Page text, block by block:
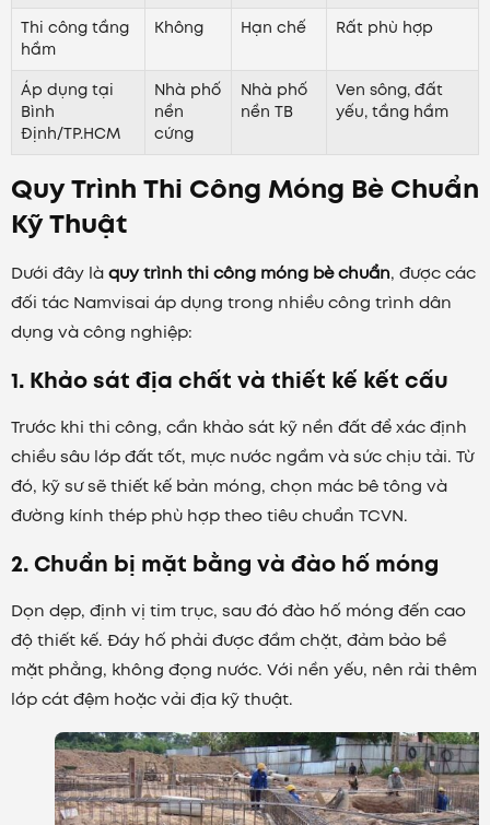
Thi công tầng
hầm
Không Hạn chế Rất phù hợp
Áp dụng tại
Bình
Định/TP.HCM
Nhà phố
nền
cứng
Nhà phố
nền TB
Ven sông, đất
yếu, tầng hầm
Quy Trình Thi Công Móng Bè Chuẩn
Kỹ Thuật
Dưới đây làquy trình thi công móng bè chuẩn, được các
đối tác Namvisai áp dụng trong nhiều công trình dân
dụng và công nghiệp:
1. Khảo sát địa chất và thiết kế kết cấu
Trước khi thi công, cần khảo sát kỹ nền đất để xác định
chiều sâu lớp đất tốt, mực nước ngầm và sức chịu tải. Từ
đó, kỹ sư sẽ thiết kế bản móng, chọn mác bê tông và
đường kính thép phù hợp theo tiêu chuẩn TCVN.
2. Chuẩn bị mặt bằng và đào hố móng
Dọn dẹp, định vị tim trục, sau đó đào hố móng đến cao
độ thiết kế. Đáy hố phải được đầm chặt, đảm bảo bề
mặt phẳng, không đọng nước. Với nền yếu, nên rải thêm
lớp cát đệm hoặc vải địa kỹ thuật.